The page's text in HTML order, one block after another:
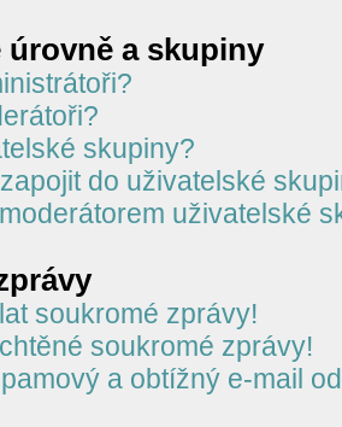
úrovně a skupiny
skupiny?
do uživatelské
uživatelské
soukromé zprávy!
soukromé zprávy!
a obtížný e-mail